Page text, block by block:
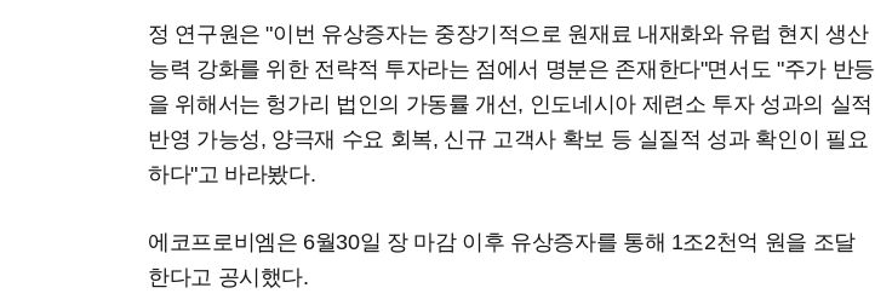
정 연구원은 "이번 유상증자는 중장기적으로 원재료 내재화와 유럽 현지 생산
능력 강화를 위한 전략적 투자라는 점에서 명분은 존재한다"면서도 "주가 반등
을 위해서는 헝가리 법인의 가동률 개선, 인도네시아 제련소 투자 성과의 실적
반영 가능성, 양극재 수요 회복, 신규 고객사 확보 등 실질적 성과 확인이 필요
하다"고 바라봤다.
에코프로비엠은 6월30일 장 마감 이후 유상증자를 통해 1조2천억 원을 조달
한다고 공시했다.